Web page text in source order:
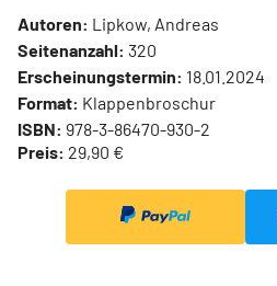
Autoren: Lipkow, Andreas
Seitenanzahl: 320
Erscheinungstermin: 18.01.2024
Format: Klappenbroschur
ISBN: 978-3-86470-930-2
Preis: 29,90 €